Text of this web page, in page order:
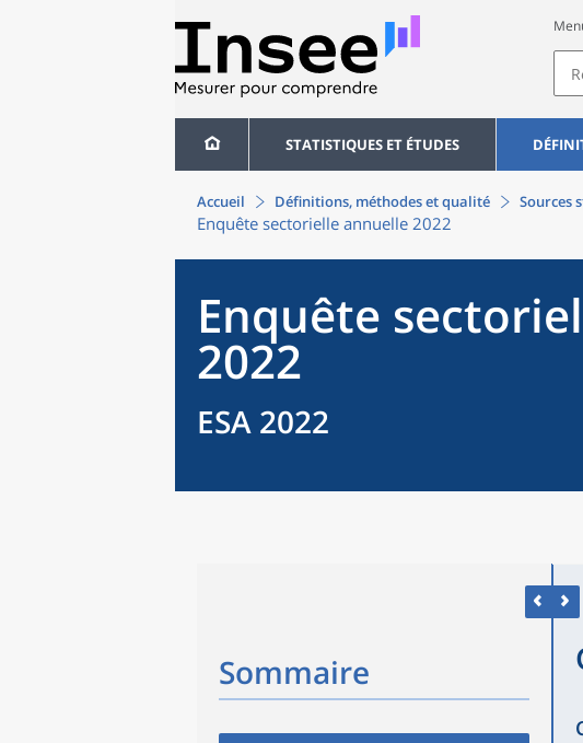
STATISTIQUES ET ÉTUDES
Accueil Définitions, méthodes et qualité Sources
Enquête sectorielle annuelle 2022
Enquête
2022
ESA 2022
Sommaire